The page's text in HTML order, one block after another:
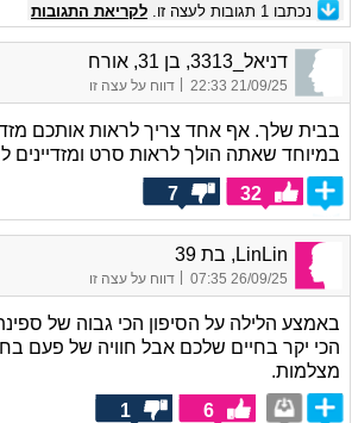
נכתבו 1 תגובות לעצה זו. לקריאת התגובות
דניאל_3313, בן 31, אורח
21/09/25 22:33
| דווח על עצה זו
בבית שלך. אף אחד צריך לראות אותכם
במיוחד שאתה הולך לראות סרט ומזדיינים
32
7
LinLin, בת 39
26/09/25 07:35 דווח על עצה זו
באמצע הלילה על הסיפון הכי גבוה של
הכי יקר בחיים שלכם אבל חוויה של פעם
מצלמות.
6
1